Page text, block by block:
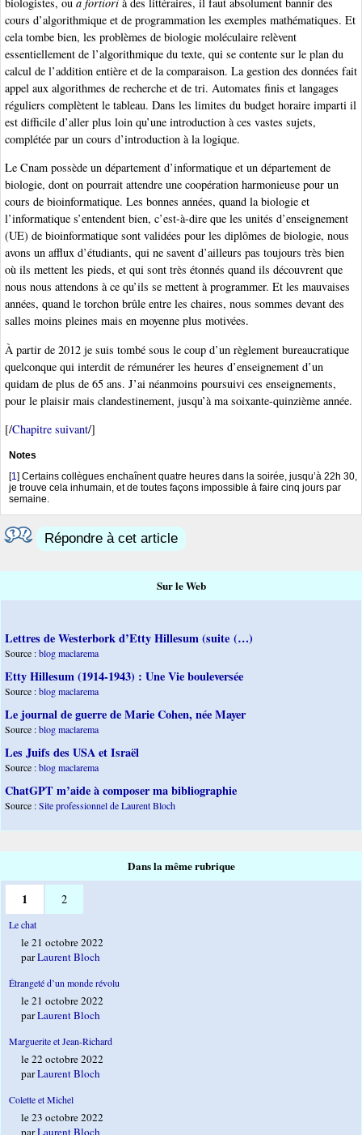
cours d’algorithmique et de programmation les exemples mathématiques. Et
cela tombe bien, les problèmes de biologie moléculaire relèvent
essentiellement de l’algorithmique du texte, qui se contente sur le plan du
calcul de l’addition entière et de la comparaison. La gestion des données fait
appel aux algorithmes de recherche et de tri. Automates finis et langages
réguliers complètent le tableau. Dans les limites du budget horaire imparti il
est difficile d’aller plus loin qu’une introduction à ces vastes sujets,
complétée par un cours d’introduction à la logique.
Le Cnam possède un département d’informatique et un département de
biologie, dont on pourrait attendre une coopération harmonieuse pour un
cours de bioinformatique. Les bonnes années, quand la biologie et
l’informatique s’entendent bien, c’est-à-dire que les unités d’enseignement
(UE) de bioinformatique sont validées pour les diplômes de biologie, nous
avons un afflux d’étudiants, qui ne savent d’ailleurs pas toujours très bien
où ils mettent les pieds, et qui sont très étonnés quand ils découvrent que
nous nous attendons à ce qu’ils se mettent à programmer. Et les mauvaises
années, quand le torchon brûle entre les chaires, nous sommes devant des
salles moins pleines mais en moyenne plus motivées.
À partir de 2012 je suis tombé sous le coup d’un règlement bureaucratique
quelconque qui interdit de rémunérer les heures d’enseignement d’un
quidam de plus de 65 ans. J’ai néanmoins poursuivi ces enseignements,
pour le plaisir mais clandestinement, jusqu’à ma soixante-quinzième année.
[/Chapitre suivant/]
Notes
[1 ] Certains collègues enchaînent quatre heures dans la soirée, jusqu’à 22h 30,
je trouve cela inhumain, et de toutes façons impossible à faire cinq jours par
semaine.
Répondre à cet article
Sur le Web
Lettres de Westerbork d’Etty Hillesum (suite (…)
Source :blog maclarema
Etty Hillesum (1914-1943) : Une Vie bouleversée
Source :blog maclarema
Le journal de guerre de Marie Cohen, née Mayer
Source :blog maclarema
Les Juifs des USA et Israël
Source :blog maclarema
ChatGPT m’aide à composer ma bibliographie
Source :Site professionnel de Laurent Bloch
Dans la même rubrique
1 2
Le chat
le 21 octobre 2022
parLaurent Bloch
Étrangeté d’un monde révolu
le 21 octobre 2022
parLaurent Bloch
Marguerite et Jean-Richard
le 22 octobre 2022
parLaurent Bloch
Colette et Michel
le 23 octobre 2022
parLaurent Bloch